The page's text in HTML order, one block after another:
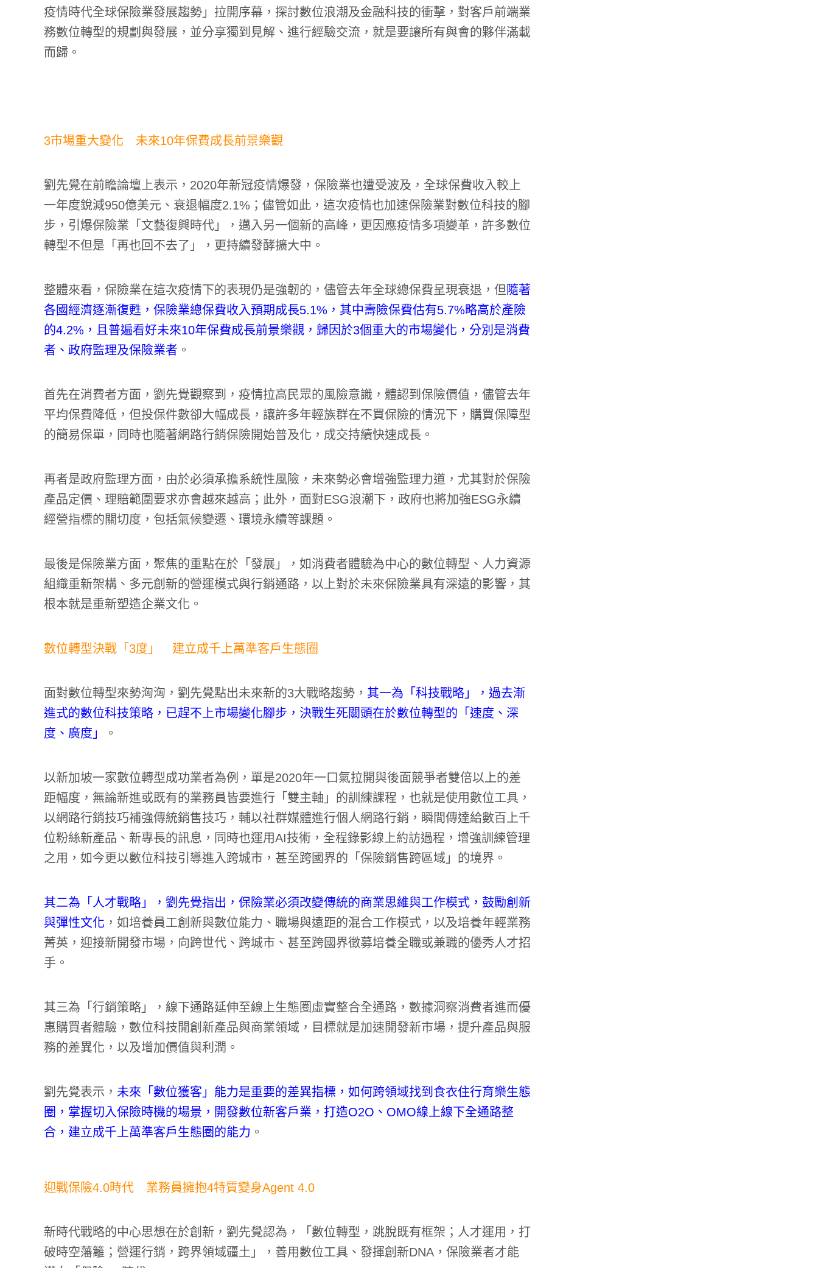
疫情時代全球保險業發展趨勢」拉開序幕，探討數位浪潮及金融科技的衝擊，對客戶前端業
務數位轉型的規劃與發展，並分享獨到見解、進行經驗交流，就是要讓所有與會的夥伴滿載
而歸。
3市場重大變化 未來10年保費成長前景樂觀
劉先覺在前瞻論壇上表示，2020年新冠疫情爆發，保險業也遭受波及，全球保費收入較上
一年度銳減950億美元、衰退幅度2.1%；儘管如此，這次疫情也加速保險業對數位科技的腳
步，引爆保險業「文藝復興時代」，邁入另一個新的高峰，更因應疫情多項變革，許多數位
轉型不但是「再也回不去了」，更持續發酵擴大中。
整體來看，保險業在這次疫情下的表現仍是強韌的，儘管去年全球總保費呈現衰退，但 隨著
各國經濟逐漸復甦，保險業總保費收入預期成長5.1%，其中壽險保費估有5.7%略高於產險
的4.2%，且普遍看好未來10年保費成長前景樂觀，歸因於3個重大的市場變化，分別是消費
者、政府監理及保險業者 。
首先在消費者方面，劉先覺觀察到，疫情拉高民眾的風險意識，體認到保險價值，儘管去年
平均保費降低，但投保件數卻大幅成長，讓許多年輕族群在不買保險的情況下，購買保障型
的簡易保單，同時也隨著網路行銷保險開始普及化，成交持續快速成長。
再者是政府監理方面，由於必須承擔系統性風險，未來勢必會增強監理力道，尤其對於保險
產品定價、理賠範圍要求亦會越來越高；此外，面對ESG浪潮下，政府也將加強ESG永續
經營指標的關切度，包括氣候變遷、環境永續等課題。
最後是保險業方面，聚焦的重點在於「發展」，如消費者體驗為中心的數位轉型、人力資源
組織重新架構、多元創新的營運模式與行銷通路，以上對於未來保險業具有深遠的影響，其
根本就是重新塑造企業文化。
數位轉型決戰「3度」 建立成千上萬準客戶生態圈
面對數位轉型來勢洶洶，劉先覺點出未來新的3大戰略趨勢， 其一為「科技戰略」，過去漸
進式的數位科技策略，已趕不上市場變化腳步，決戰生死關頭在於數位轉型的「速度、深
度、廣度」
。
以新加坡一家數位轉型成功業者為例，單是2020年一口氣拉開與後面競爭者雙倍以上的差
距幅度，無論新進或既有的業務員皆要進行「雙主軸」的訓練課程，也就是使用數位工具，
以網路行銷技巧補強傳統銷售技巧，輔以社群媒體進行個人網路行銷，瞬間傳達給數百上千
位粉絲新產品、新專長的訊息，同時也運用AI技術，全程錄影線上約訪過程，增強訓練管理
之用，如今更以數位科技引導進入跨城市，甚至跨國界的「保險銷售跨區域」的境界。
其二為「人才戰略」，劉先覺指出，保險業必須改變傳統的商業思維與工作模式，鼓勵創新
與彈性文化 ，如培養員工創新與數位能力、職場與遠距的混合工作模式，以及培養年輕業務
菁英，迎接新開發市場，向跨世代、跨城市、甚至跨國界徵募培養全職或兼職的優秀人才招
手。
其三為「行銷策略」，線下通路延伸至線上生態圈虛實整合全通路，數據洞察消費者進而優
惠購買者體驗，數位科技開創新產品與商業領域，目標就是加速開發新市場，提升產品與服
務的差異化，以及增加價值與利潤。
劉先覺表示， 未來「數位獲客」能力是重要的差異指標，如何跨領域找到食衣住行育樂生態
圈，掌握切入保險時機的場景，開發數位新客戶業，打造O2O、OMO線上線下全通路整
合，建立成千上萬準客戶生態圈的能力 。
迎戰保險4.0時代 業務員擁抱4特質變身Agent 4.0
新時代戰略的中心思想在於創新，劉先覺認為，「數位轉型，跳脫既有框架；人才運用，打
破時空藩籬；營運行銷，跨界領域疆土」，善用數位工具、發揮創新DNA，保險業者才能